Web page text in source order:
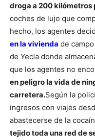
droga a 200 kilómetros
coches de lujo que
hecho, los agentes
en la vivienda de
de Yecla donde
que los agentes no
en peligro la vida de
carretera.Según la
ingresos con viajes
abastecerse de la
tejido toda una red de